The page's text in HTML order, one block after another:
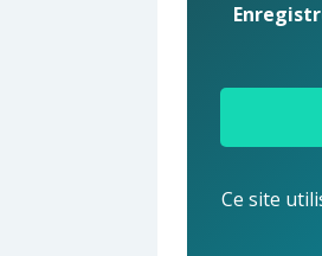
Ce site